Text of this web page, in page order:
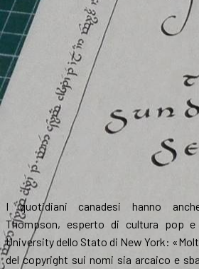
I quotidiani canadesi hanno
Thompson, esperto di cultura pop e
University dello Stato di New York:
del copyright sui nomi sia arcaico e